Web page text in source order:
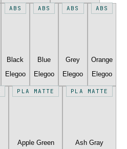
ABS
Black
Elegoo
ABS
Blue
Elegoo
ABS
Grey
Elegoo
ABS
Orange
Elegoo
PLA MATTE
Apple Green
PLA MATTE
Ash Gray